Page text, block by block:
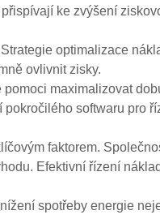
ke zvýšení
optimalizace
ovlivnit zisky.
maximalizovat
softwaru pro
faktorem.
Efektivní řízení
spotřeby energie